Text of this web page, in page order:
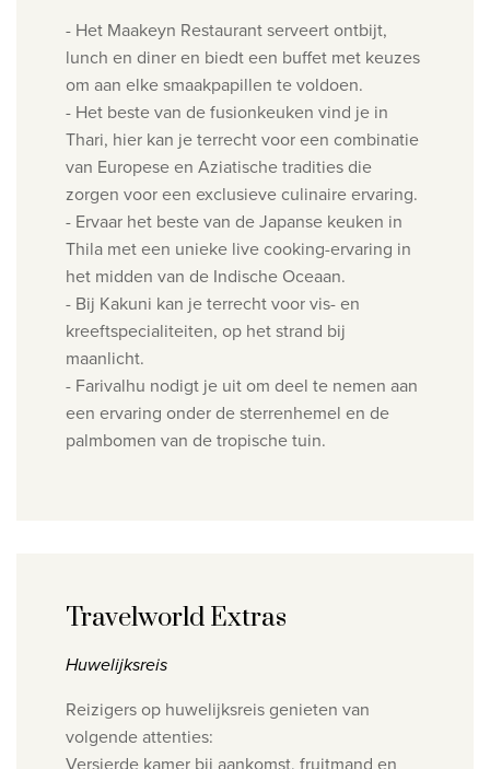
- Het Maakeyn Restaurant serveert ontbijt,
lunch en diner en biedt een buffet met keuzes
om aan elke smaakpapillen te voldoen.
- Het beste van de fusionkeuken vind je in
Thari, hier kan je terrecht voor een combinatie
van Europese en Aziatische tradities die
zorgen voor een exclusieve culinaire ervaring.
- Ervaar het beste van de Japanse keuken in
Thila met een unieke live cooking-ervaring in
het midden van de Indische Oceaan.
- Bij Kakuni kan je terrecht voor vis- en
kreeftspecialiteiten, op het strand bij
maanlicht.
- Farivalhu nodigt je uit om deel te nemen aan
een ervaring onder de sterrenhemel en de
palmbomen van de tropische tuin.
Travelworld Extras
Huwelijksreis
Reizigers op huwelijksreis genieten van
volgende attenties:
Versierde kamer bij aankomst, fruitmand en